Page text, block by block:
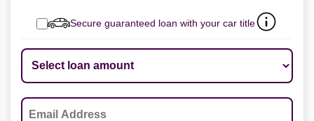
Secure guaranteed loan with your car title